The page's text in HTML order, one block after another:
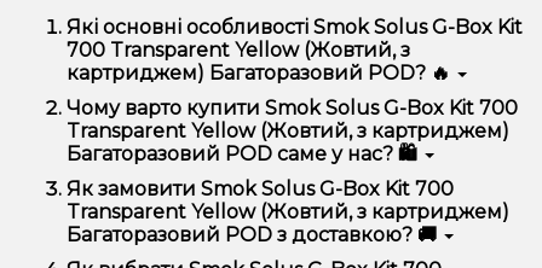
Які основні особливості Smok Solus G-Box Kit
700 Transparent Yellow (Жовтий, з
картриджем) Багаторазовий POD? 🔥
Smok Solus G-Box Kit 700 Transparent Yellow
(Жовтий, з картриджем) Багаторазовий POD
відрізняється високою якістю, зручністю
використання та надійністю.
Чому варто купити Smok Solus G-Box Kit 700
Transparent Yellow (Жовтий, з картриджем)
Багаторазовий POD саме у нас? 🛍️
Ми пропонуємо тільки оригінальну продукцію,
широкий асортимент, вигідні ціни та швидку
доставку. Крім того, у нас регулярні акції та знижки
для клієнтів!
Як замовити Smok Solus G-Box Kit 700
Transparent Yellow (Жовтий, з картриджем)
Багаторазовий POD з доставкою? 🚚